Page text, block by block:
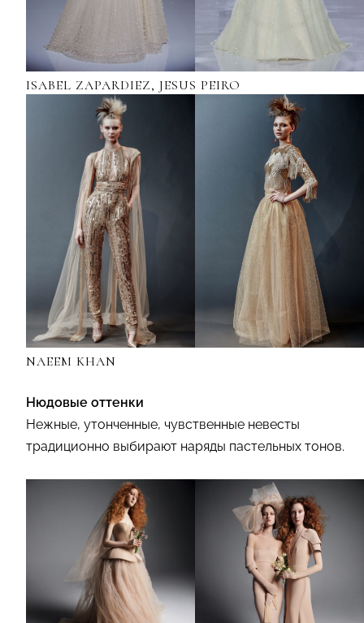
ISABEL ZAPARDIEZ, JESUS PEIRO
NAEEM KHAN
Нюдовые оттенки
Нежные, утонченные, чувственные невесты
традиционно выбирают наряды пастельных тонов.